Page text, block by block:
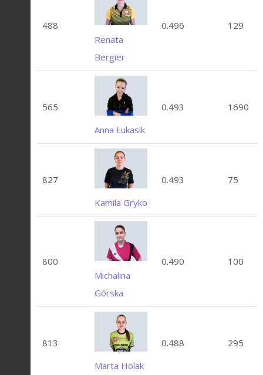
488
Renata
Bergier
0.496 129
565
Anna Łukasik
0.493 1690
827
Kamila Gryko
0.493 75
800
Michalina
Górska
0.490 100
813
Marta Holak
0.488 295